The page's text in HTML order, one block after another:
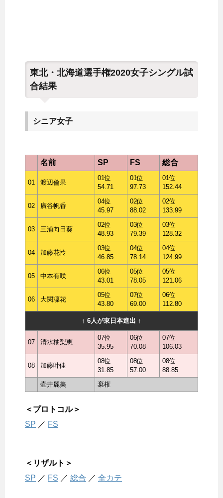
東北・北海道選手権2020女子シングル試
合結果
シニア女子
名前 SP FS 総合
01 渡辺倫果
01位
54.71
01位
97.73
01位
152.44
02 廣谷帆香
04位
45.97
02位
88.02
02位
133.99
03 三浦向日葵
02位
48.93
03位
79.39
03位
128.32
04 加藤花怜
03位
46.85
04位
78.14
04位
124.99
05 中本有咲
06位
43.01
05位
78.05
05位
121.06
06 大関凜花
05位
43.80
07位
69.00
06位
112.80
↑ 6人が東日本進出 ↑
07 清水柚梨恵
07位
35.95
06位
70.08
07位
106.03
08 加藤叶佳
08位
31.85
08位
57.00
08位
88.85
壷井麗美
棄権
＜プロトコル＞
SP ／ FS
＜リザルト＞
SP ／ FS ／ 総合 ／ 全カテ